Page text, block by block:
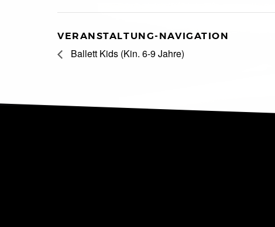
VERANSTALTUNG-NAVIGATION
Ballett Kids (Kin. 6-9 Jahre)